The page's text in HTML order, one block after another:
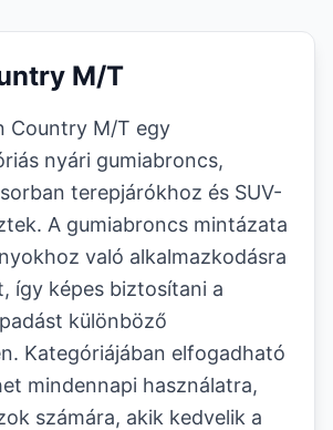
M/T
Country M/T egy
nyári gumiabroncs,
terepjárókhoz és SUV-
A gumiabroncs mintázata
való alkalmazkodásra
így képes biztosítani a
különböző
Kategóriájában elfogadható
mindennapi használatra,
számára, akik kedvelik a